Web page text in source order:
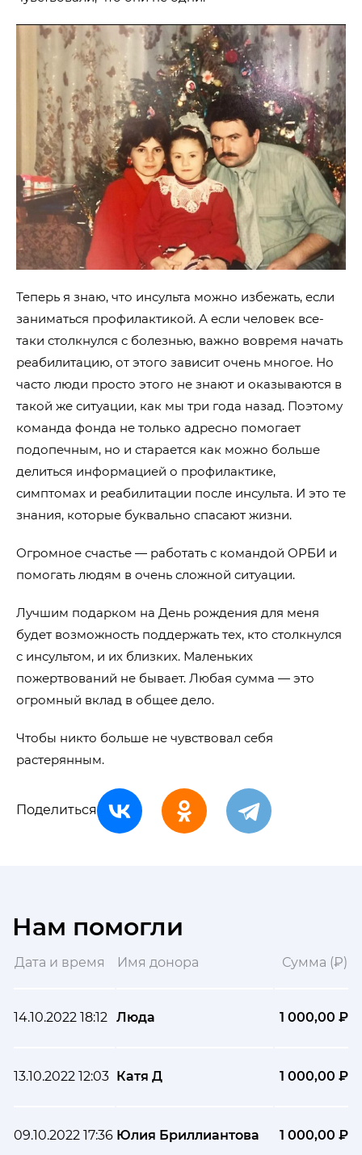
Теперь я знаю, что инсульта можно избежать, если
заниматься профилактикой. А если человек все-
таки столкнулся с болезнью, важно вовремя начать
реабилитацию, от этого зависит очень многое. Но
часто люди просто этого не знают и оказываются в
такой же ситуации, как мы три года назад. Поэтому
команда фонда не только адресно помогает
подопечным, но и старается как можно больше
делиться информацией о профилактике,
симптомах и реабилитации после инсульта. И это те
знания, которые буквально спасают жизни.
Огромное счастье — работать с командой ОРБИ и
помогать людям в очень сложной ситуации.
Лучшим подарком на День рождения для меня
будет возможность поддержать тех, кто столкнулся
с инсультом, и их близких. Маленьких
пожертвований не бывает. Любая сумма — это
огромный вклад в общее дело.
Чтобы никто больше не чувствовал себя
растерянным.
Поделиться
Нам помогли
Дата и время Имя донора Сумма (₽)
14.10.2022 18:12 Люда 1 000,00 ₽
13.10.2022 12:03 Катя Д 1 000,00 ₽
09.10.2022 17:36 Юлия Бриллиантова 1 000,00 ₽